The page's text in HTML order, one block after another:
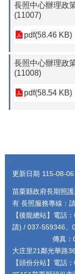
長照中心辦理政
(11007)
pdf(58.46 KB)
長照中心辦理政
(11008)
pdf(58.54 KB)
:::
更新日期 115-08-06
苗栗縣政府長期照
有 長照服務專線：
【後龍總站】電話
請) / 037-559346、
傳真：037-
大庄里21鄰光華路
【頭份分站】電話